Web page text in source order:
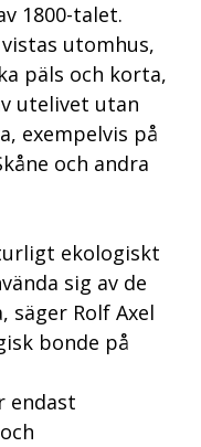
1800-talet.
utomhus,
päls och korta,
utelivet utan
exempelvis på
och andra
ekologiskt
sig av de
säger Rolf Axel
bonde på
endast